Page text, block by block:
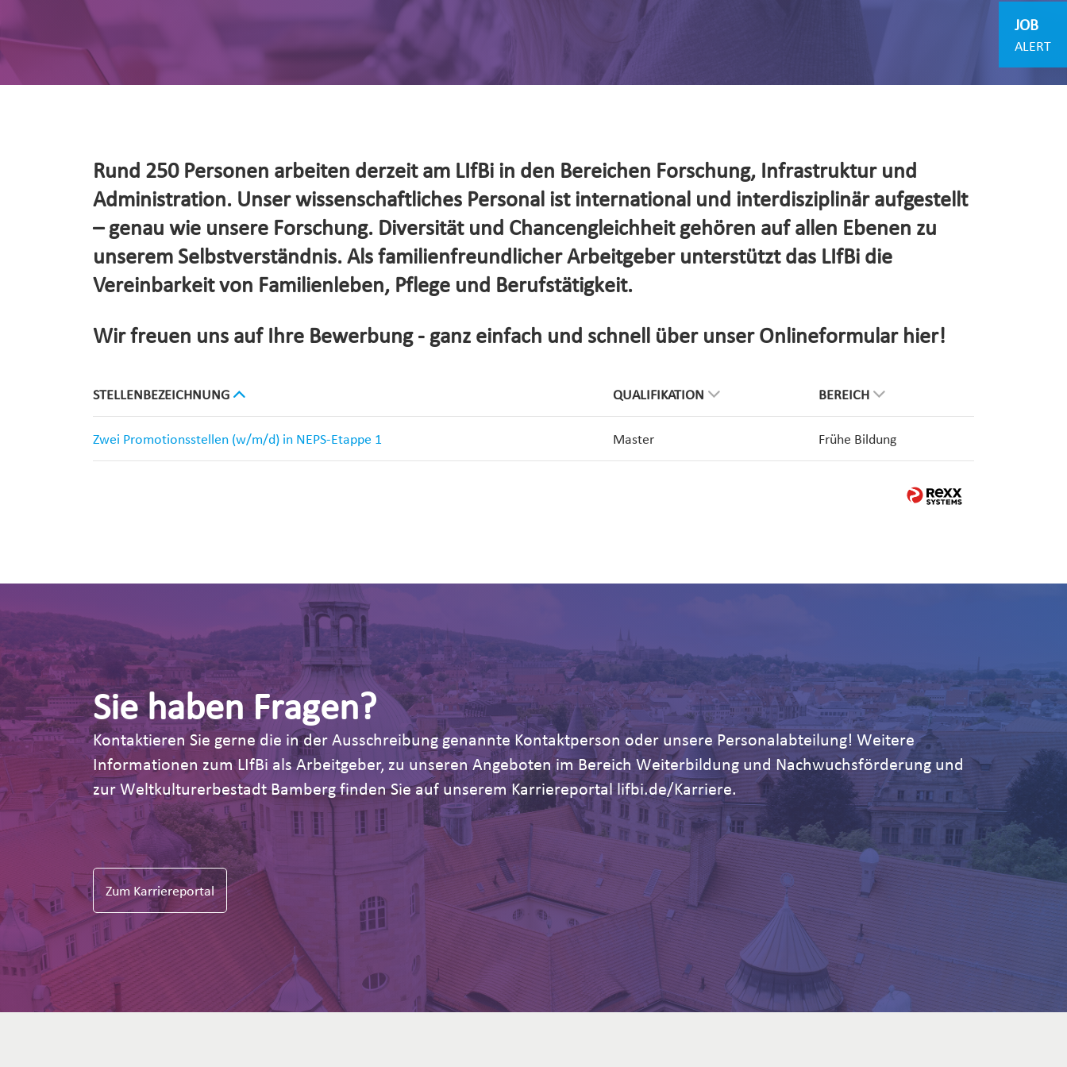
Rund 250 Personen arbeiten derzeit am LIfBi in den Bereichen Forschung, Infrastruktur und
Administration. Unser wissenschaftliches Personal ist international und interdisziplinär aufgestellt
– genau wie unsere Forschung. Diversität und Chancengleichheit gehören auf allen Ebenen zu
unserem Selbstverständnis. Als familienfreundlicher Arbeitgeber unterstützt das LIfBi die
Vereinbarkeit von Familienleben, Pflege und Berufstätigkeit.
Wir freuen uns auf Ihre Bewerbung - ganz einfach und schnell über unser Onlineformular hier!
STELLENBEZEICHNUNG QUALIFIKATION BEREICH
Zwei Promotionsstellen (w/m/d) in NEPS-Etappe 1 Master Frühe Bildung
JOB
ALERT
Sie haben Fragen?
Kontaktieren Sie gerne die in der Ausschreibung genannte Kontaktperson oder unsere Personalabteilung! Weitere
Informationen zum LIfBi als Arbeitgeber, zu unseren Angeboten im Bereich Weiterbildung und Nachwuchsförderung und
zur Weltkulturerbestadt Bamberg finden Sie auf unserem Karriereportal lifbi.de/Karriere.
Zum Karriereportal